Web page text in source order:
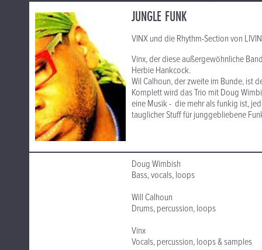
JUNGLE FUNK
VINX und die Rhythm-Section von
Vinx, der diese außergewöhnliche
Herbie Hankcock.
Wil Calhoun, der zweite im Bunde, ist
Komplett wird das Trio mit Doug
eine Musik - die mehr als funkig ist,
tauglicher Stuff für junggebliebene
Doug Wimbish
Bass, vocals, loops
Will Calhoun
Drums, percussion, loops
Vinx
Vocals, percussion, loops & samples